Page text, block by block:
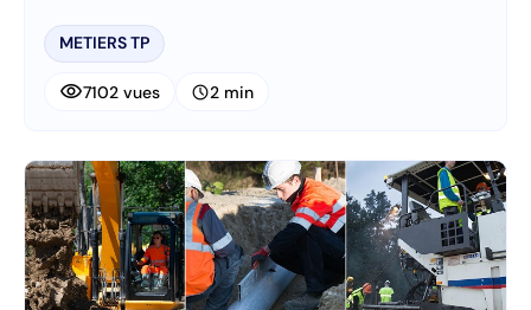
METIERS TP
visibility7102 vues schedule2 min